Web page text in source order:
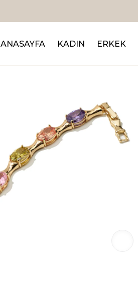
ANASAYFA KADIN ERKEK